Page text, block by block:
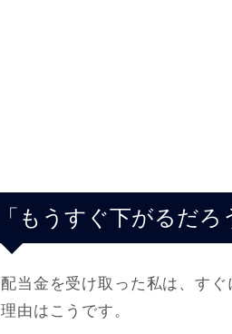
「もうすぐ下がるだろ
配当金を受け取った私は、す
理由はこうです。